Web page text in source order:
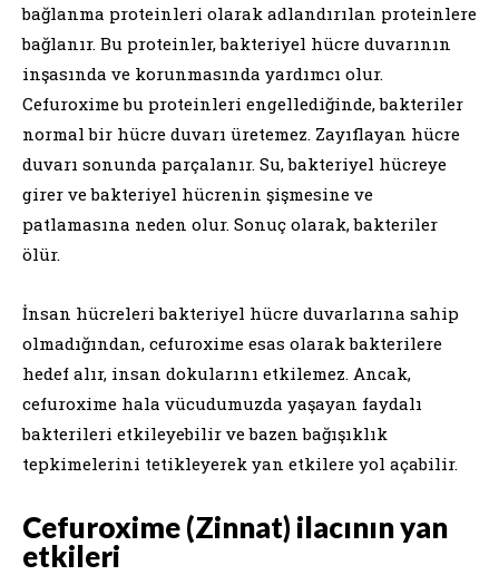
bağlanma proteinleri olarak adlandırılan proteinlere
bağlanır. Bu proteinler, bakteriyel hücre duvarının
inşasında ve korunmasında yardımcı olur.
Cefuroxime bu proteinleri engellediğinde, bakteriler
normal bir hücre duvarı üretemez. Zayıflayan hücre
duvarı sonunda parçalanır. Su, bakteriyel hücreye
girer ve bakteriyel hücrenin şişmesine ve
patlamasına neden olur. Sonuç olarak, bakteriler
ölür.
İnsan hücreleri bakteriyel hücre duvarlarına sahip
olmadığından, cefuroxime esas olarak bakterilere
hedef alır, insan dokularını etkilemez. Ancak,
cefuroxime hala vücudumuzda yaşayan faydalı
bakterileri etkileyebilir ve bazen bağışıklık
tepkimelerini tetikleyerek yan etkilere yol açabilir.
Cefuroxime (Zinnat) ilacının yan
etkileri